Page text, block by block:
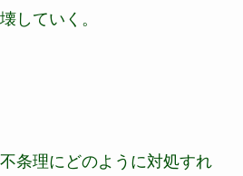
していく。
条理にどのように対処すれ